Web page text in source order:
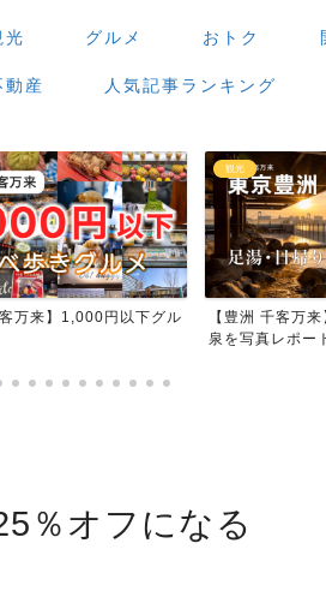
光 グルメ おトク
動産 人気記事ランキング
客万来】足湯・日帰り温
ポート
グルメ
【豊洲 千客万
場」で食べ歩き
％オフになる